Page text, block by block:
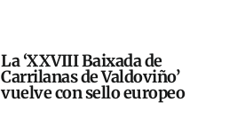
La ‘XXVIII Baixada de
Carrilanas de Valdoviño’
vuelve con sello europeo